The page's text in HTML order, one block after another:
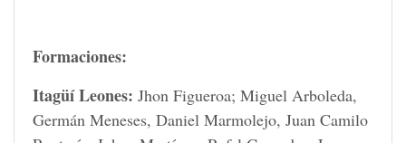
Formaciones:
Itagüí Leones: Jhon Figueroa; Miguel Arboleda,
Germán Meneses, Daniel Marmolejo, Juan Camilo